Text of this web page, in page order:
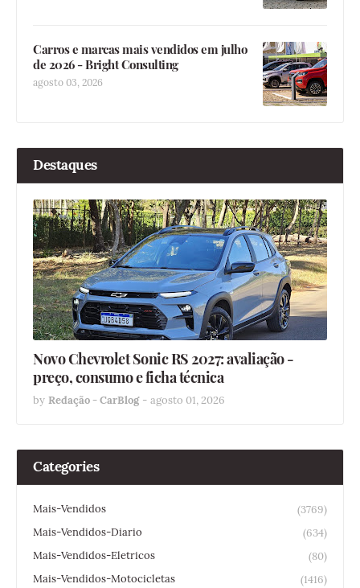
Carros e marcas mais vendidos em julho
de 2026 - Bright Consulting
agosto 03, 2026
Destaques
Novo Chevrolet Sonic RS 2027: avaliação -
preço, consumo e ficha técnica
by Redação - CarBlog - agosto 01, 2026
Categories
Mais-Vendidos
(3769)
Mais-Vendidos-Diario
(634)
Mais-Vendidos-Eletricos
(80)
Mais-Vendidos-Motocicletas
(1416)